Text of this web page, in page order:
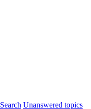
Search Unanswered topics